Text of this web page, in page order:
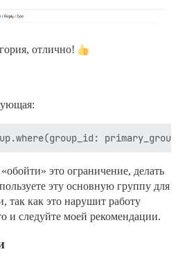
отлично!
это ограничение, делать
эту основную группу для
так как это нарушит работу
и следуйте моей рекомендации.